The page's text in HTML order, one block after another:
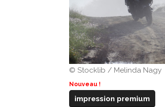
© Stocklib / Melinda Nagy
Nouveau !
impression premium